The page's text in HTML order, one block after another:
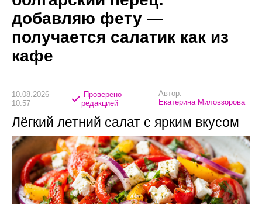
добавляю фету —
получается салатик как из
кафе
10.08.2026
10:57
Проверено
редакцией
Автор:
Екатерина Миловзорова
Лёгкий летний салат с ярким вкусом